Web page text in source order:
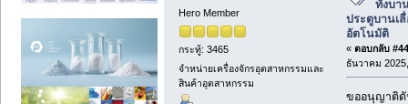
Hero Member
กระทู้: 3465
จำหน่ายเครื่องจักรอุตสาหกรรมและ
สินค้าอุตสาหกรรม
ทั้งบา
ประตูบานเ
อัตโนมัติ
« ตอบกลับ
ธันวาคม
ขออนุญาติ